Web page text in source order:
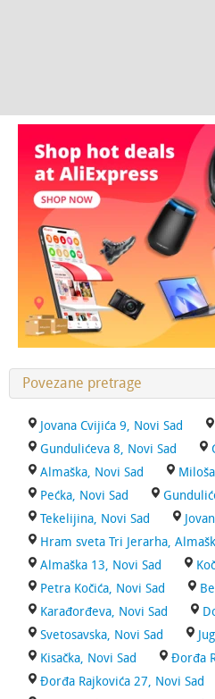
Povezane pretrage
Jovana Cvijića 9, Novi Sad
Gundulićeva 8, Novi Sad
Almaška, Novi Sad
Pećka, Novi Sad
Tekelijina, Novi Sad
Hram sveta Tri Jerarha,
Almaška 13, Novi Sad
Petra Kočića, Novi Sad
Karađorđeva, Novi Sad
Svetosavska, Novi Sad
Kisačka, Novi Sad
Đorđa
Đorđa Rajkovića 27, Novi Sad